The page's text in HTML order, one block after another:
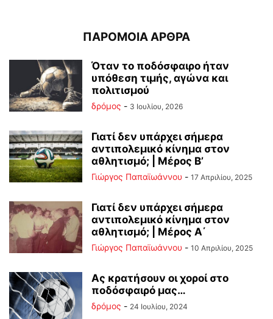
ΠΑΡΟΜΟΙΑ ΑΡΘΡΑ
Όταν το ποδόσφαιρο ήταν
υπόθεση τιμής, αγώνα και
πολιτισμού
δρόμος - 3 Ιουλίου, 2026
Γιατί δεν υπάρχει σήμερα
αντιπολεμικό κίνημα στον
αθλητισμό; | Μέρος Β’
Γιώργος Παπαϊωάννου - 17 Απριλίου, 2025
Γιατί δεν υπάρχει σήμερα
αντιπολεμικό κίνημα στον
αθλητισμό; | Μέρος Α΄
Γιώργος Παπαϊωάννου - 10 Απριλίου, 2025
Ας κρατήσουν οι χοροί στο
ποδόσφαιρό μας…
δρόμος - 24 Ιουλίου, 2024